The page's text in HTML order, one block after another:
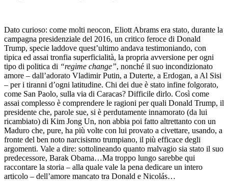
Dato curioso: come molti neocon, Eliott Abrams era stato, durante la
campagna presidenziale del 2016, un critico feroce di Donald
Trump, specie laddove quest’ultimo andava testimoniando, con
tipica ed assai tronfia superficialità, la propria avversione per ogni
tipo di politica di “regime change”, nonché il suo incondizionato
amore – dall’adorato Vladimir Putin, a Duterte, a Erdogan, a Al Sisi
– per i tiranni d’ogni latitudine. Chi dei due è stato infine folgorato,
come San Paolo, sulla via di Caracas? Difficile dirlo. Così come
assai complesso è comprendere le ragioni per quali Donald Trump, il
presidente che, parole sue, si è perdutamente innamorato (da lui
ricambiato) di Kim Jong Un, non abbia poi fatto altrettanto con un
Maduro che, pure, ha più volte con lui provato a civettare, usando, a
fronte del ben noto narcisismo trumpiano, il più efficace degli
argomenti. Vale a dire: sottolineando quanto malvagio sia stato il suo
predecessore, Barak Obama…Ma troppo lungo sarebbe qui
raccontare la storia – alla quale vale la pena dedicare un intero
articolo – dell’amore mancato tra Donald e Nicolás…